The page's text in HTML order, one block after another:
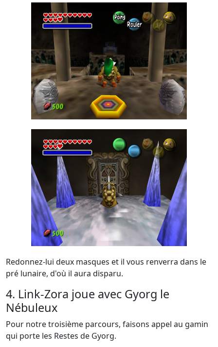
Redonnez-lui deux masques et il vous renverra dans le
pré lunaire, d'où il aura disparu.
4. Link-Zora joue avec Gyorg le
Nébuleux
Pour notre troisième parcours, faisons appel au gamin
qui porte les Restes de Gyorg.